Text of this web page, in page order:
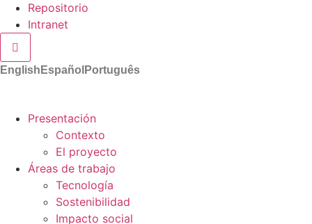
Repositorio
Intranet
Menú conmutador hamburguesa
English Español Português
Presentación
Contexto
El proyecto
Áreas de trabajo
Tecnología
Sostenibilidad
Impacto social